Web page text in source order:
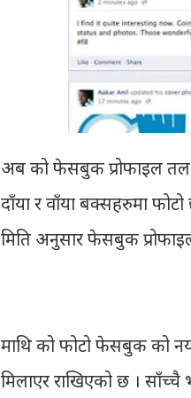
अब को फेसबुक प्रोफाइल
दाँया र वाँया बक्सहरुमा
मिति अनुसार फेसबुक
माथि को फोटो फेसबुक को
मिलाएर राखिएको छ ।